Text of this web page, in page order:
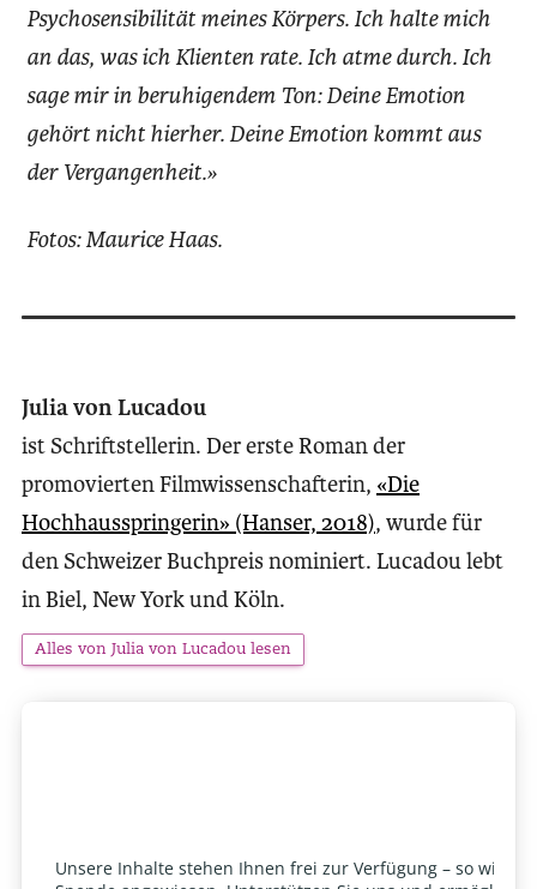
Psychosensibilität meines Körpers. Ich halte mich
an das, was ich Klienten rate. Ich atme durch. Ich
sage mir in beruhigendem Ton: Deine Emotion
gehört nicht hierher. Deine Emotion kommt aus
der Vergangenheit.»
Fotos: Maurice Haas.
Julia von Lucadou
ist Schriftstellerin. Der erste Roman der
promovierten Filmwissenschafterin, «Die
Hochhausspringerin» (Hanser, 2018), wurde für
den Schweizer Buchpreis nominiert. Lucadou lebt
in Biel, New York und Köln.
Alles von Julia von Lucadou lesen